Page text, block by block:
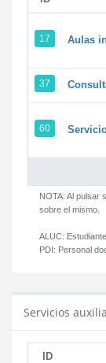
17 Aulas
37
60
NOTA: Al pulsar
sobre el mismo.
ALUC:
PDI: Personal
Servicios
ID